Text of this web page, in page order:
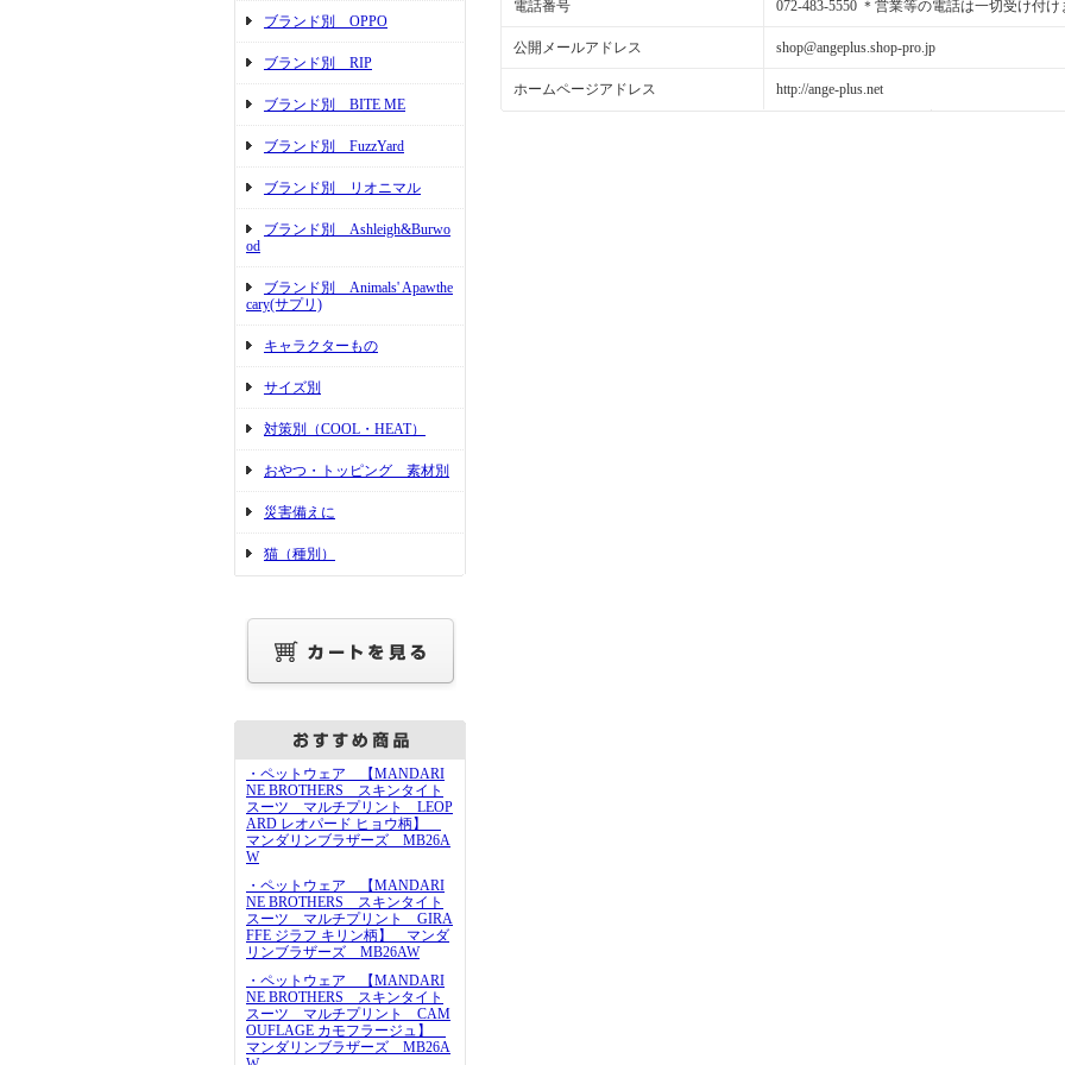
ブランド別 OPPO
ブランド別 RIP
ブランド別 BITE ME
ブランド別 FuzzYard
ブランド別 リオニマル
ブランド別 Ashleigh&Burwo
od
ブランド別 Animals' Apawthe
cary(サプリ)
キャラクターもの
サイズ別
対策別（COOL・HEAT）
おやつ・トッピング 素材別
災害備えに
猫（種別）
・ペットウェア 【MANDARI
NE BROTHERS スキンタイト
スーツ マルチプリント LEOP
ARD レオパード ヒョウ柄】
マンダリンブラザーズ MB26A
W
・ペットウェア 【MANDARI
NE BROTHERS スキンタイト
スーツ マルチプリント GIRA
FFE ジラフ キリン柄】 マンダ
リンブラザーズ MB26AW
・ペットウェア 【MANDARI
NE BROTHERS スキンタイト
スーツ マルチプリント CAM
OUFLAGE カモフラージュ】
マンダリンブラザーズ MB26A
電話番号 072-483-5550 ＊営業等の電話は一切受け付け
公開メールアドレス shop@angeplus.shop-pro.jp
ホームページアドレス http://ange-plus.net